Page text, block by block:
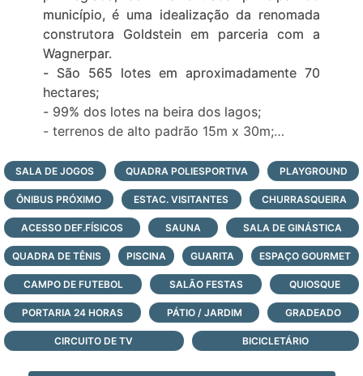
município, é uma idealização da renomada
construtora Goldstein em parceria com a
Wagnerpar.
- São 565 lotes em aproximadamente 70
hectares;
- 99% dos lotes na beira dos lagos;
- terrenos de alto padrão 15m x 30m;
espaços de contemplação e circulação);
- A aceitação do produto é demonstrada
pelo alto índice de adesão para construção
de casas do litoral;
- Com a maior valorização imobiliária da
atualidade no litoral, o Enseada é referência
em condomínio de terrenos para classe AA;
- paradouro à beira-mar;
- infraestrutura de lazer completa e portaria
com monitoramento e segurança 24 horas,
SALA DE JOGOS QUADRA POLIESPORTIVA PLAYGROUND
ÔNIBUS PRÓXIMO ESTAC. VISITANTES CHURRASQUEIRA
ACESSO DEF.FÍSICOS SAUNA SALA DE GINÁSTICA
QUADRA DE TÊNIS PISCINA GUARITA ESPAÇO GOURMET
CAMPO DE FUTEBOL SALÃO FESTAS QUIOSQUE
PORTARIA 24 HORAS PÁTIO / JARDIM GRADEADO
CIRCUITO DE TV BICICLETÁRIO